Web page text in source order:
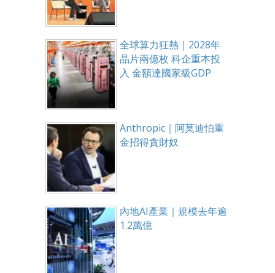
全球算力狂熱｜2028年
晶片兩億枚 科企重本投
入 金額達國家級GDP
Anthropic｜阿莫迪怕重
金招得貪財奴
內地AI產業｜規模去年逾
1.2萬億